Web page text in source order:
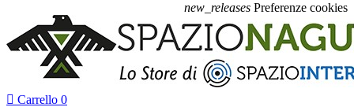
new_releases Preferenze cookies
 Carrello 0